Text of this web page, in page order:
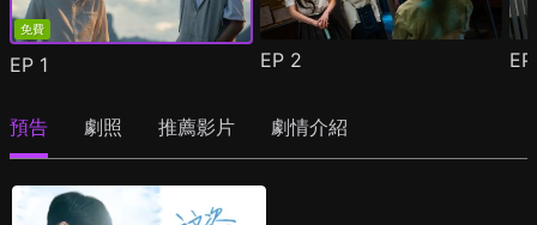
免費
EP 1 EP 2
預告 劇照 推薦影片 劇情介紹